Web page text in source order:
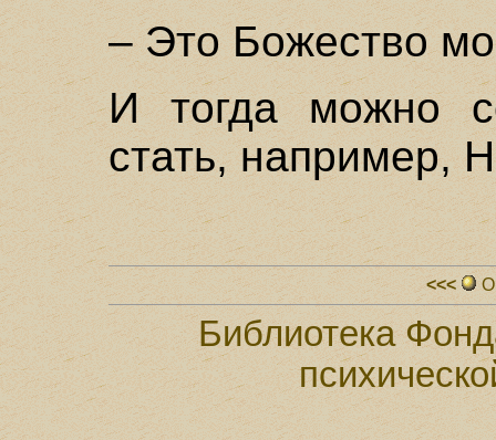
– Это Божество
И тогда можно
стать, например,
<<<
Библиотека